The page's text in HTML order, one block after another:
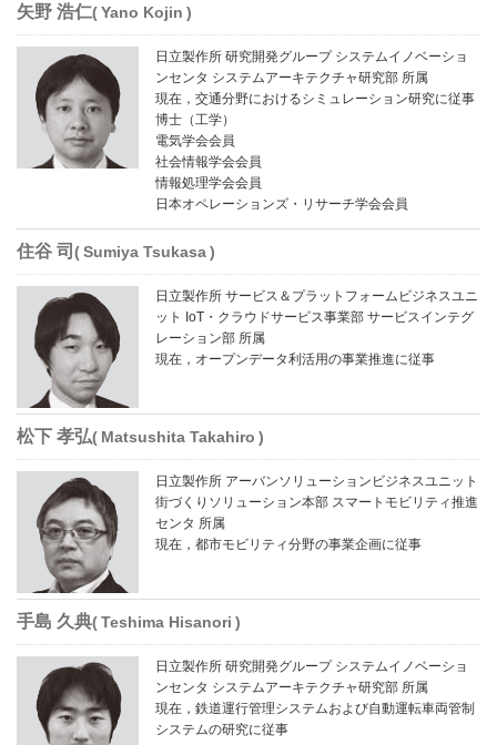
矢野 浩仁 Yano Kojin
日立製作所 研究開発グループ システムイノベーショ
ンセンタ システムアーキテクチャ研究部 所属
現在，交通分野におけるシミュレーション研究に従事
博士（工学）
電気学会会員
社会情報学会会員
情報処理学会会員
日本オペレーションズ・リサーチ学会会員
住谷 司 Sumiya Tsukasa
日立製作所 サービス＆プラットフォームビジネスユニ
ット IoT・クラウドサービス事業部 サービスインテグ
レーション部 所属
現在，オープンデータ利活用の事業推進に従事
松下 孝弘 Matsushita Takahiro
日立製作所 アーバンソリューションビジネスユニット
街づくりソリューション本部 スマートモビリティ推進
センタ 所属
現在，都市モビリティ分野の事業企画に従事
手島 久典 Teshima Hisanori
日立製作所 研究開発グループ システムイノベーショ
ンセンタ システムアーキテクチャ研究部 所属
現在，鉄道運行管理システムおよび自動運転車両管制
システムの研究に従事